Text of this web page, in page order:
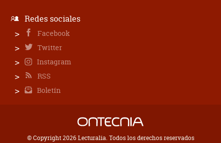
Redes sociales
Facebook
Twitter
Instagram
RSS
Boletín
© Copyright 2026 Lecturalia. Todos los derechos reservados